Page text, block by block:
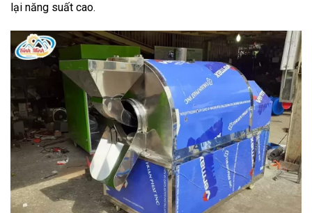
lại năng suất cao.